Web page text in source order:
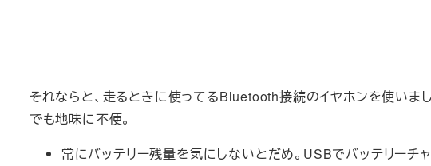
それならと、走るときに使ってるBluetooth接続のイヤホンを使いま
でも地味に不便。
常にバッテリー残量を気にしないとだめ。USBでバッテリー